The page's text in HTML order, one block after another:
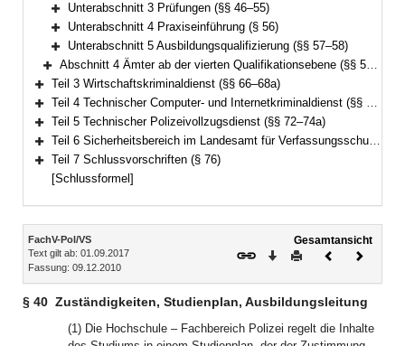
Bereich erweitern
Unterabschnitt 3 Prüfungen (§§ 46–55)
Bereich erweitern
Unterabschnitt 4 Praxiseinführung (§ 56)
Bereich erweitern
Unterabschnitt 5 Ausbildungsqualifizierung (§§ 57–58)
Bereich erweitern
Abschnitt 4 Ämter ab der vierten Qualifikationsebene (§§ 59–65)
Bereich erweitern
Teil 3 Wirtschaftskriminaldienst (§§ 66–68a)
Bereich erweitern
Teil 4 Technischer Computer- und Internetkriminaldienst (§§ 69–71a)
Bereich erweitern
Teil 5 Technischer Polizeivollzugsdienst (§§ 72–74a)
Bereich erweitern
Teil 6 Sicherheitsbereich im Landesamt für Verfassungsschutz (§§ 75–75a)
Bereich erweitern
Teil 7 Schlussvorschriften (§ 76)
[Schlussformel]
Inhalt
FachV-Pol/VS
Text gilt ab: 01.09.2017
Fassung: 09.12.2010
Gesamtansicht
Download
DruckenVorheriges
§ 40 Zuständigkeiten, Studienplan, Ausbildungsleitung
(1) Die Hochschule – Fachbereich Polizei regelt die Inhalte